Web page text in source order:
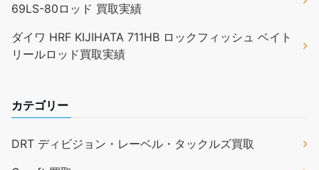
69LS-80ロッド 買取実績
ダイワ HRF KIJIHATA 711HB ロックフィッシュ ベイト
リールロッド買取実績
カテゴリー
DRT ディビジョン・レーベル・タックルズ買取